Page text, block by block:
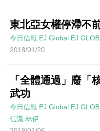
東北亞女權停滯不
今日信報 EJ Global EJ
2018/01/20
「全體通過」廢「
武功
今日信報 EJ Global EJ
信識 林伊